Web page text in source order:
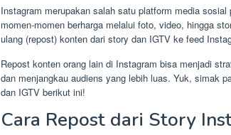
Instagram merupakan salah satu platform media
momen-momen berharga melalui foto, video, hingga
ulang (repost) konten dari story dan IGTV ke feed
Repost konten orang lain di Instagram bisa menjadi
dan menjangkau audiens yang lebih luas. Yuk, simak
dan IGTV berikut ini!
Cara Repost dari Story